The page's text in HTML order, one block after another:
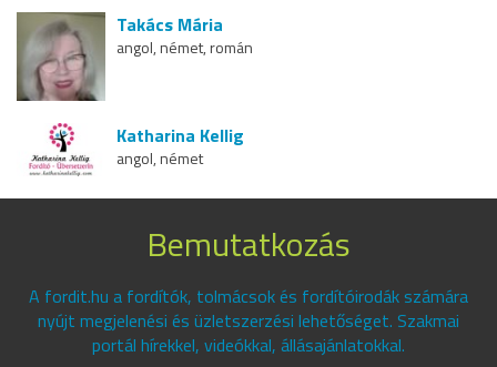
Takács Mária
angol, német, román
Katharina Kellig
angol, német
Bemutatkozás
A fordit.hu a fordítók, tolmácsok és fordítóirodák számára
nyújt megjelenési és üzletszerzési lehetőséget. Szakmai
portál hírekkel, videókkal, állásajánlatokkal.